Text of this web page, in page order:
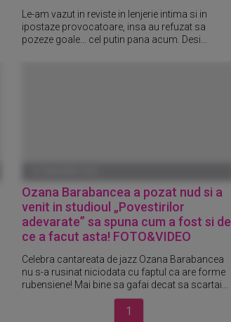
Le-am vazut in reviste in lenjerie intima si in
ipostaze provocatoare, insa au refuzat sa
pozeze goale... cel putin pana acum. Desi...
Ozana Barabancea a pozat nud si a
venit in studioul „Povestirilor
adevarate” sa spuna cum a fost si de
ce a facut asta! FOTO&VIDEO
Celebra cantareata de jazz Ozana Barabancea
nu s-a rusinat niciodata cu faptul ca are forme
rubensiene! Mai bine sa gafai decat sa scartai...
1